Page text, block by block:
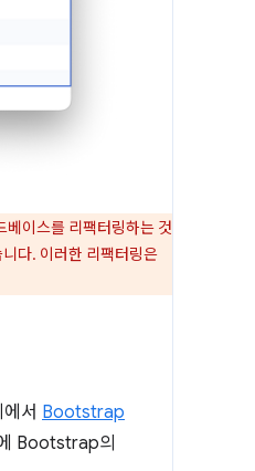
이스를 리팩터링하는 것
다. 이러한 리팩터링은
서 Bootstrap
Bootstrap의